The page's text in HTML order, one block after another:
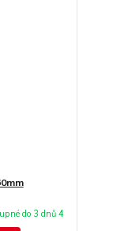
do 3 dnů 4